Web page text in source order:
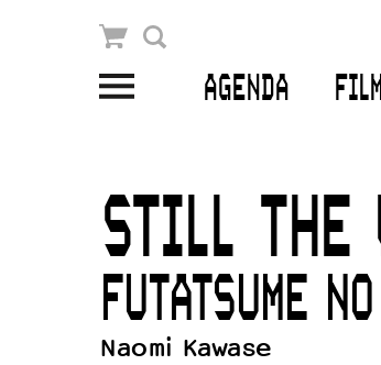
AGENDA FILM
Winkelmandje
Openingstijden &
Bereikbaarheid
Kaartverkoop
STILL THE
FUTATSUME
Naomi Kawase